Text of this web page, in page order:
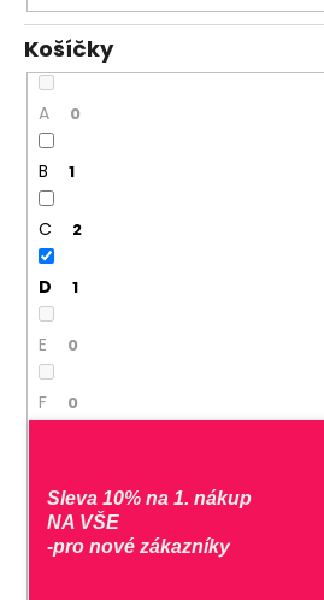
Košíčky
A 0
B 1
C 2
D 1
E 0
F 0
H 0
Sleva 10% na 1. nákup
NA VŠE
-pro nové zákazníky